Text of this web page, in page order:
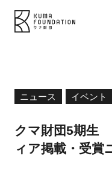
ニュース イベント
クマ財団5期生
ィア掲載・受賞